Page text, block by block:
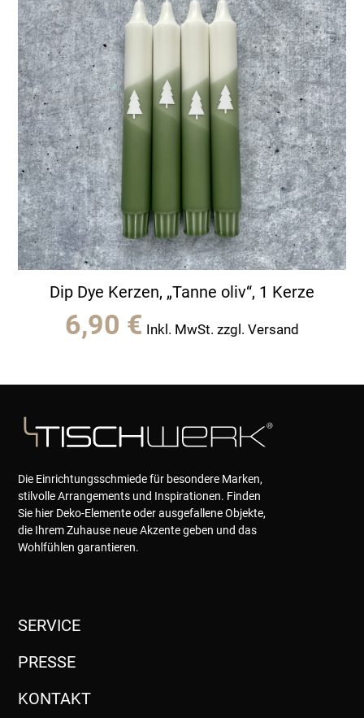
Dip Dye Kerzen, „Tanne oliv“, 1 Kerze
6,90 € Inkl. MwSt. zzgl. Versand
Die Einrichtungsschmiede für besondere Marken,
stilvolle Arrangements und Inspirationen. Finden
Sie hier Deko-Elemente oder ausgefallene Objekte,
die Ihrem Zuhause neue Akzente geben und das
Wohlfühlen garantieren.
SERVICE
PRESSE
KONTAKT